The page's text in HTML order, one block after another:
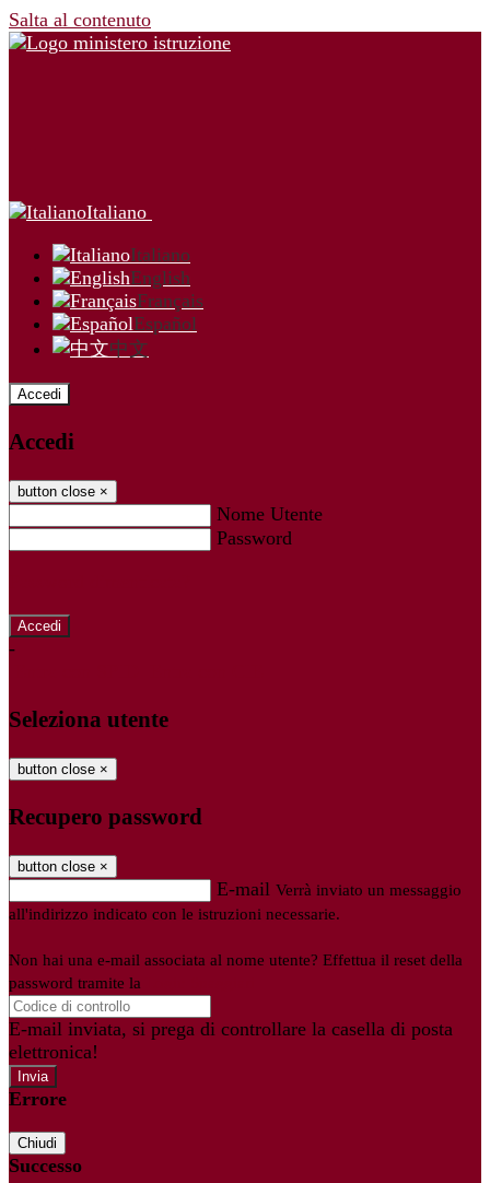
Salta al contenuto
Italiano
Italiano
English
Français
Español
中文
Accedi
Accedi
button close ×
Nome Utente
Password
-
Seleziona utente
button close ×
Recupero password
button close ×
E-mail Verrà inviato un messaggio
all'indirizzo indicato con le istruzioni necessarie.
Non hai una e-mail associata al nome utente? Effettua il reset della
password tramite la
E-mail inviata, si prega di controllare la casella di posta
elettronica!
Errore
Chiudi
Successo